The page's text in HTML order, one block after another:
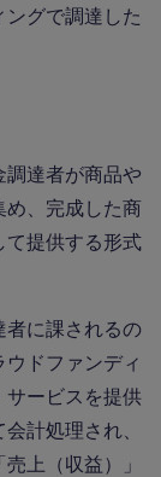
ングで調達した
調達者が商品や
め、完成した商
て提供する形式
者に課されるの
ドファンディ
サービスを提供
計処理され、
上（収益）」